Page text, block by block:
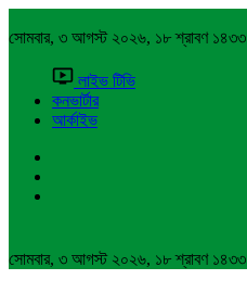
সোমবার, ৩ আগস্ট ২০২৬, ১৮ শ্রাবণ ১৪৩৩
লাইভ টিভি
কনভার্টার
আর্কাইভ
সোমবার, ৩ আগস্ট ২০২৬, ১৮ শ্রাবণ ১৪৩৩